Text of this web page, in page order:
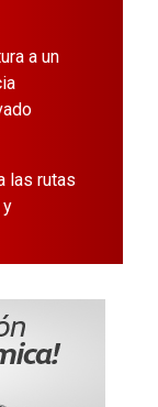
a un
las rutas
y